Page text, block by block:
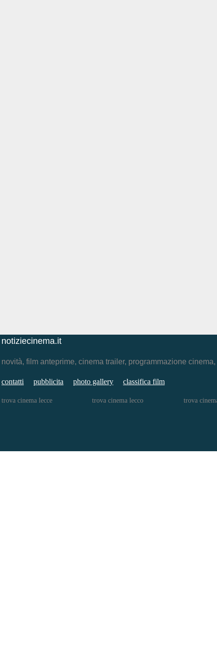
notiziecinema.it
novità, film anteprime, cinema trailer, programmazione
contatti pubblicita photo gallery classifica film
trova cinema lecce trova cinema lecco trova